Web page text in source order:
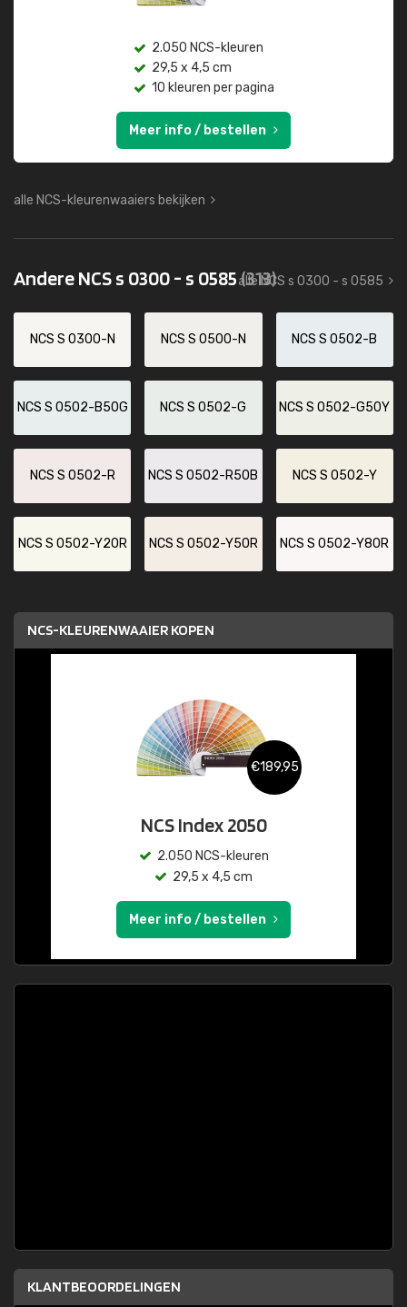
2.050 NCS-kleuren
29,5 x 4,5 cm
10 kleuren per pagina
Meer info / bestellen
alle NCS-kleurenwaaiers bekijken
Andere NCS s 0300 - s 0585(313)
alle NCS s 0300 - s 0585
NCS S 0300-N NCS S 0500-N NCS S 0502-B
NCS S 0502-B50G NCS S 0502-G NCS S 0502-G50Y
NCS S 0502-R NCS S 0502-R50B NCS S 0502-Y
NCS S 0502-Y20R NCS S 0502-Y50R NCS S 0502-Y80R
NCS-KLEURENWAAIER KOPEN
€189,95
NCS Index 2050
2.050 NCS-kleuren
29,5 x 4,5 cm
Meer info / bestellen
KLANTBEOORDELINGEN